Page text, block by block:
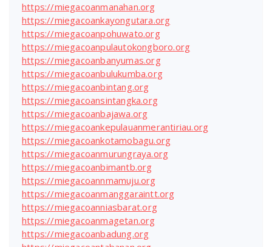
https://miegacoanmanahan.org
https://miegacoankayongutara.org
https://miegacoanpohuwato.org
https://miegacoanpulautokongboro.org
https://miegacoanbanyumas.org
https://miegacoanbulukumba.org
https://miegacoanbintang.org
https://miegacoansintangka.org
https://miegacoanbajawa.org
https://miegacoankepulauanmerantiriau.org
https://miegacoankotamobagu.org
https://miegacoanmurungraya.org
https://miegacoanbimantb.org
https://miegacoannmamuju.org
https://miegacoanmanggaraintt.org
https://miegacoanniasbarat.org
https://miegacoanmagetan.org
https://miegacoanbadung.org